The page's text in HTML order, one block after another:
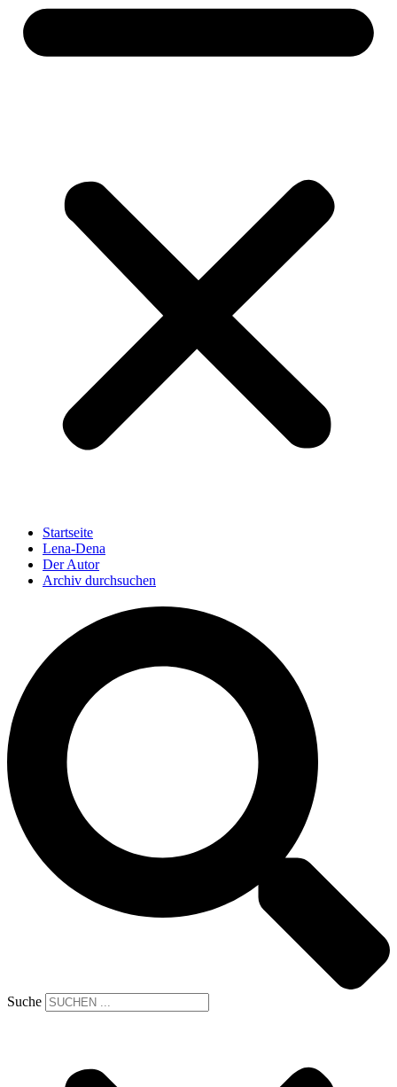
Startseite
Lena-Dena
Der Autor
Archiv durchsuchen
Suche